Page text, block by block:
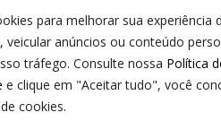
para melhorar sua experiência
veicular anúncios ou conteúdo
tráfego. Consulte nossa Política
e clique em "Aceitar tudo", você
cookies.
e